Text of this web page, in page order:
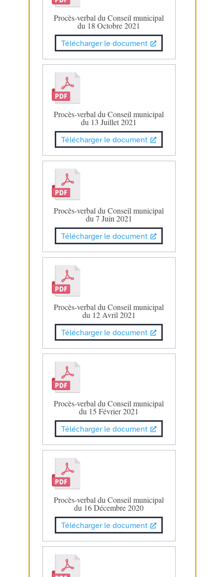
Procès-verbal du Conseil municipal
du 18 Octobre 2021
Télécharger le document
Procès-verbal du Conseil municipal
du 13 Juillet 2021
Télécharger le document
Procès-verbal du Conseil municipal
du 7 Juin 2021
Télécharger le document
Procès-verbal du Conseil municipal
du 12 Avril 2021
Télécharger le document
Procès-verbal du Conseil municipal
du 15 Février 2021
Télécharger le document
Procès-verbal du Conseil municipal
du 16 Décembre 2020
Télécharger le document